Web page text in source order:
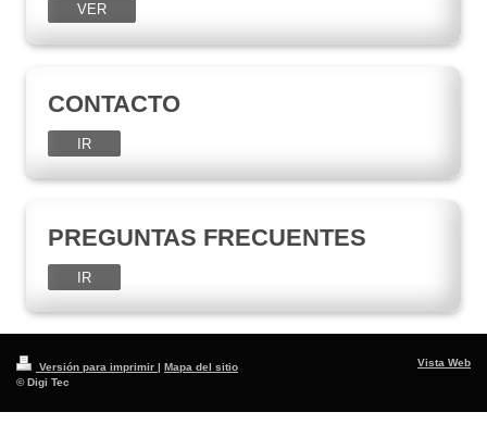
VER
CONTACTO
IR
PREGUNTAS FRECUENTES
IR
Versión para imprimir
Mapa del sitio
© Digi Tec
Vista Web